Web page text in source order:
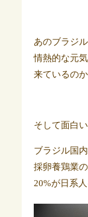
あのブラジ
情熱的な元
来ているの
そして面白い
ブラジル国
採卵養鶏業
20%が日系